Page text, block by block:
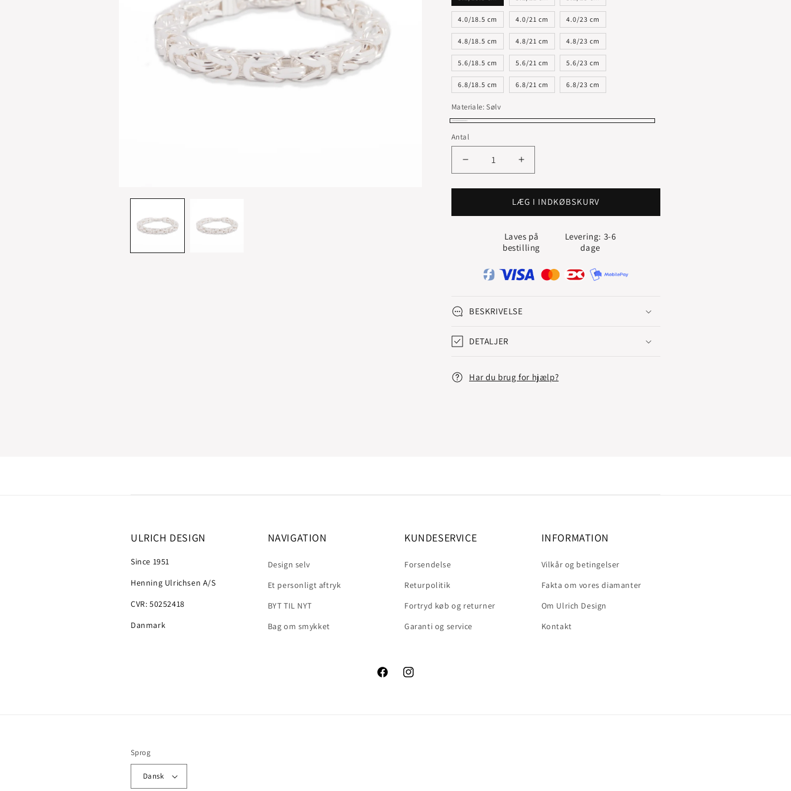
4.0/18.5 cm 4.0/21 cm 4.0/23 cm
4.8/18.5 cm 4.8/21 cm 4.8/23 cm
5.6/18.5 cm 5.6/21 cm 5.6/23 cm
6.8/18.5 cm 6.8/21 cm 6.8/23 cm
Materiale:Sølv
Antal
Reducer
antallet
for
ARMBÅND
Øg
antallet
for
KONGE
ARMBÅND
SØLV
LÆG I INDKØBSKURV
Laves på
bestilling
Levering: 3-6
dage
BESKRIVELSE
DETALJER
Har du brug for hjælp?
ULRICH DESIGN
Since 1951
Henning Ulrichsen A/S
CVR: 50252418
Danmark
NAVIGATION
Design selv
Et personligt aftryk
BYT TIL NYT
Bag om smykket
KUNDESERVICE
Forsendelse
Returpolitik
Fortryd køb og returner
Garanti og service
INFORMATION
Vilkår og betingelser
Fakta om vores diamanter
Om Ulrich Design
Kontakt
FacebookInstagram
Sprog
Dansk